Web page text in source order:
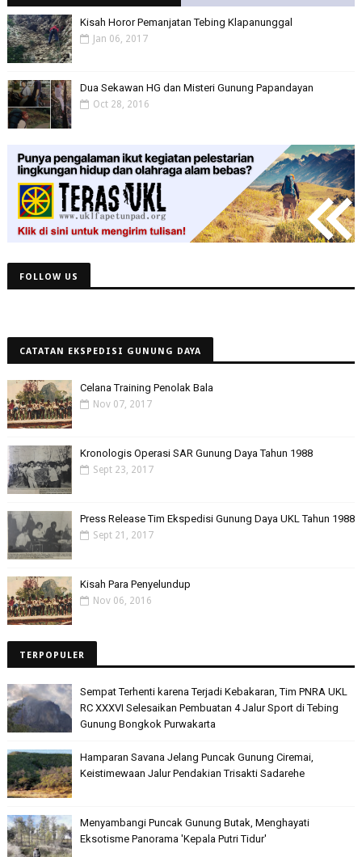
Kisah Horor Pemanjatan Tebing Klapanunggal
Jan 06, 2017
Dua Sekawan HG dan Misteri Gunung Papandayan
Oct 28, 2016
FOLLOW US
CATATAN EKSPEDISI GUNUNG DAYA
Celana Training Penolak Bala
Nov 07, 2017
Kronologis Operasi SAR Gunung Daya Tahun 1988
Sept 23, 2017
Press Release Tim Ekspedisi Gunung Daya UKL Tahun 1988
Sept 21, 2017
Kisah Para Penyelundup
Nov 06, 2016
TERPOPULER
Sempat Terhenti karena Terjadi Kebakaran, Tim PNRA UKL
RC XXXVI Selesaikan Pembuatan 4 Jalur Sport di Tebing
Gunung Bongkok Purwakarta
Hamparan Savana Jelang Puncak Gunung Ciremai,
Keistimewaan Jalur Pendakian Trisakti Sadarehe
Menyambangi Puncak Gunung Butak, Menghayati
Eksotisme Panorama 'Kepala Putri Tidur'